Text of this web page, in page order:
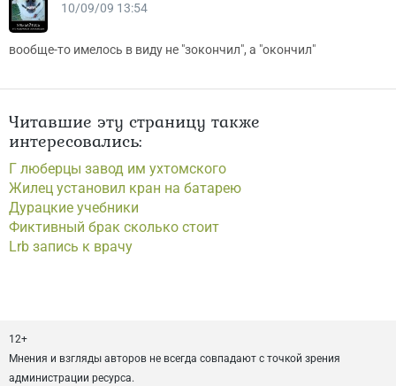
10/09/09 13:54
вообще-то имелось в виду не "зокончил", а "окончил"
Читавшие эту страницу также
интересовались:
Г люберцы завод им ухтомского
Жилец установил кран на батарею
Дурацкие учебники
Фиктивный брак сколько стоит
Lrb запись к врачу
12+
Мнения и взгляды авторов не всегда совпадают с точкой зрения
администрации ресурса.